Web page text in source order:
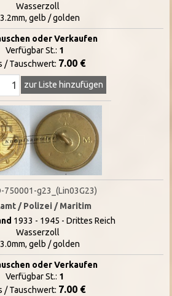
Wasserzoll
gelb / golden
oder Verkaufen
Verfügbar St.: 1
/ Tauschwert: 7.00 €
zur Liste hinzufügen
750001-g23_(Lin03G23)
/ Polizei / Maritim
1933 - 1945 - Drittes Reich
Wasserzoll
gelb / golden
oder Verkaufen
Verfügbar St.: 1
/ Tauschwert: 7.00 €